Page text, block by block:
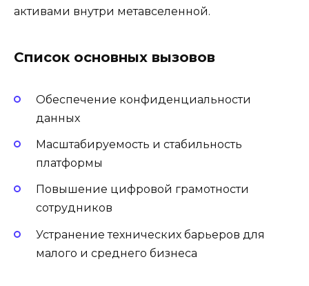
активами внутри метавселенной.
Список основных вызовов
Обеспечение конфиденциальности
данных
Масштабируемость и стабильность
платформы
Повышение цифровой грамотности
сотрудников
Устранение технических барьеров для
малого и среднего бизнеса